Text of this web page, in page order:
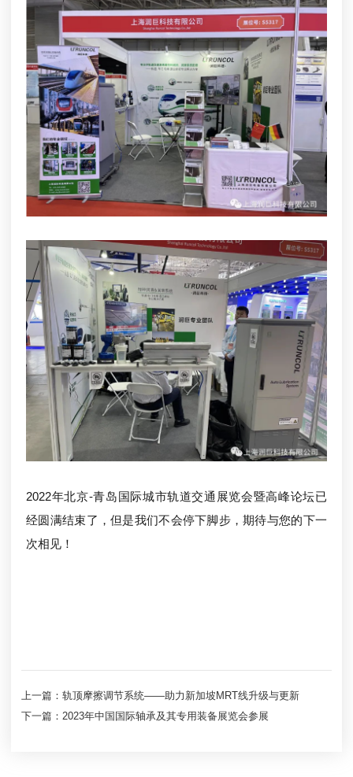
2022年北京-青岛国际城市轨道交通展览会暨高峰论坛已
经圆满结束了，但是我们不会停下脚步，期待与您的下一
次相见！
上一篇：轨顶摩擦调节系统——助力新加坡MRT线升级与更新
下一篇：2023年中国国际轴承及其专用装备展览会参展